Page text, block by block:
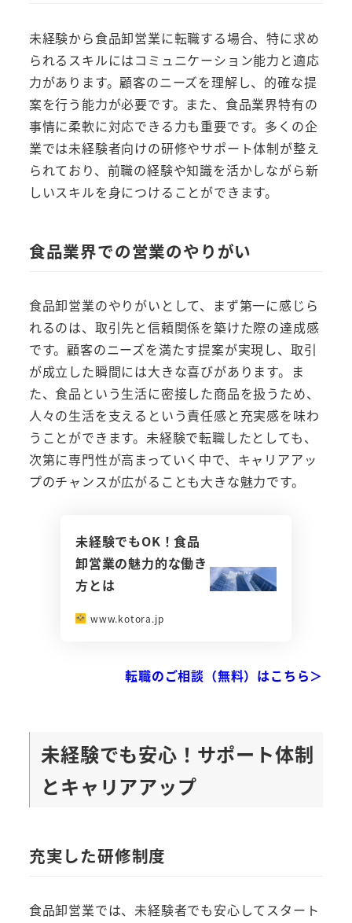
未経験から食品卸営業に転職する場合、特に求め
られるスキルにはコミュニケーション能力と適応
力があります。顧客のニーズを理解し、的確な提
案を行う能力が必要です。また、食品業界特有の
事情に柔軟に対応できる力も重要です。多くの企
業では未経験者向けの研修やサポート体制が整え
られており、前職の経験や知識を活かしながら新
しいスキルを身につけることができます。
食品業界での営業のやりがい
食品卸営業のやりがいとして、まず第一に感じら
れるのは、取引先と信頼関係を築けた際の達成感
です。顧客のニーズを満たす提案が実現し、取引
が成立した瞬間には大きな喜びがあります。ま
た、食品という生活に密接した商品を扱うため、
人々の生活を支えるという責任感と充実感を味わ
うことができます。未経験で転職したとしても、
次第に専門性が高まっていく中で、キャリアアッ
プのチャンスが広がることも大きな魅力です。
未経験でもOK！食品
卸営業の魅力的な働き
方とは
www.kotora.jp
転職のご相談（無料）はこちら＞
未経験でも安心！サポート体制
とキャリアアップ
充実した研修制度
食品卸営業では、未経験者でも安心してスタート